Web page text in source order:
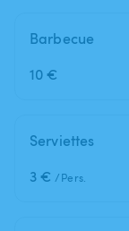
Barbecue
10 €
Serviettes
3 € /Pers.